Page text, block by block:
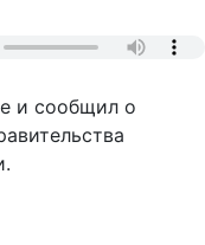
и сообщил о